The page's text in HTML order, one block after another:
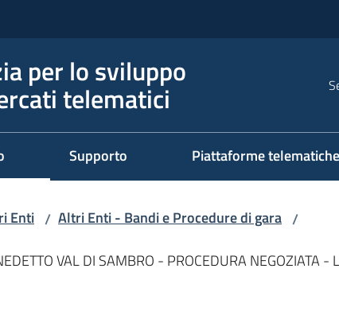
per lo sviluppo
telematici
Supporto Piattaforme telematiche
Enti / Altri Enti - Bandi e Procedure di gara /
VAL DI SAMBRO - PROCEDURA NEGOZIATA -